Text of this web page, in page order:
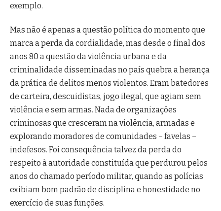
exemplo.
Mas não é apenas a questão política do momento que
marca a perda da cordialidade, mas desde o final dos
anos 80 a questão da violência urbana e da
criminalidade disseminadas no país quebra a herança
da prática de delitos menos violentos. Eram batedores
de carteira, descuidistas, jogo ilegal, que agiam sem
violência e sem armas. Nada de organizações
criminosas que cresceram na violência, armadas e
explorando moradores de comunidades – favelas –
indefesos. Foi consequência talvez da perda do
respeito à autoridade constituída que perdurou pelos
anos do chamado período militar, quando as polícias
exibiam bom padrão de disciplina e honestidade no
exercício de suas funções.